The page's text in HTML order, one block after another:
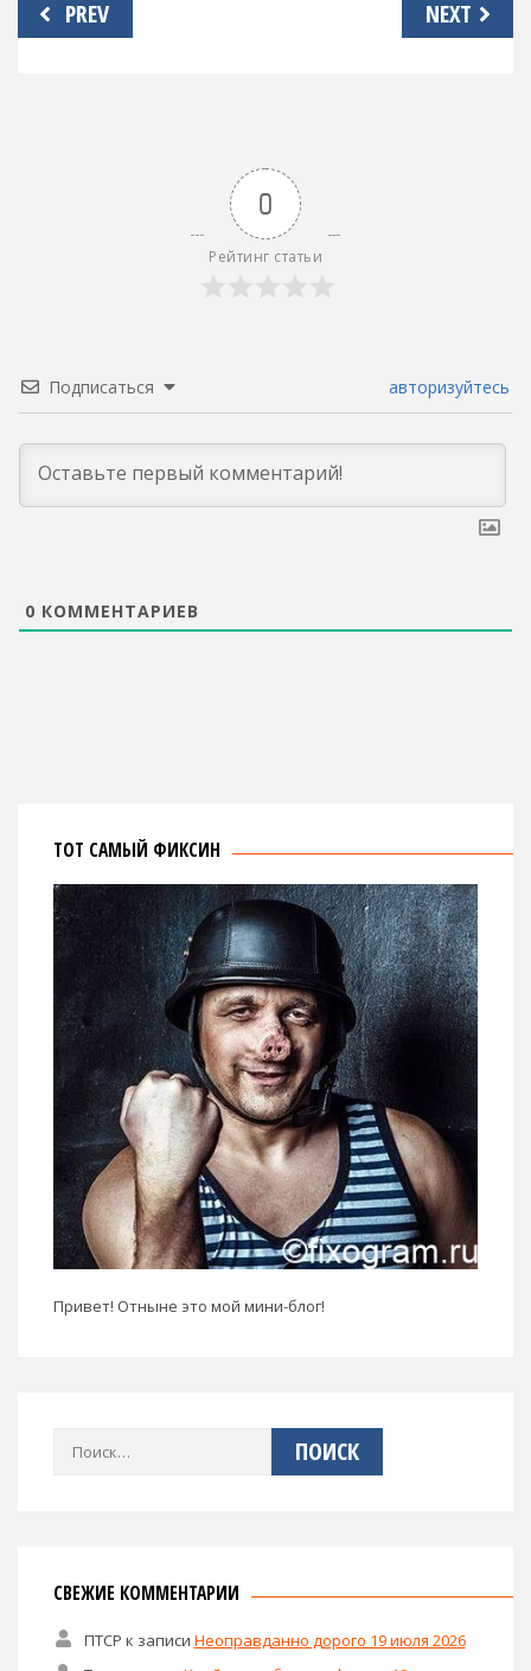
по
PREV NEXT
0
Рейтинг статьи
Подписаться авторизуйтесь
0 КОММЕНТАРИЕВ
ТОТ САМЫЙ ФИКСИН
Привет! Отныне это мой мини-блог!
Найти:
СВЕЖИЕ КОММЕНТАРИИ
ПТСР к записи Неоправданно дорого 19 июля 2026